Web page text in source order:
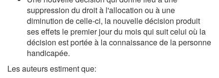
suppression du droit à l'allocation ou à une
diminution de celle-ci, la nouvelle décision produit
ses effets le premier jour du mois qui suit celui où la
décision est portée à la connaissance de la personne
handicapée.
Les auteurs estiment que: